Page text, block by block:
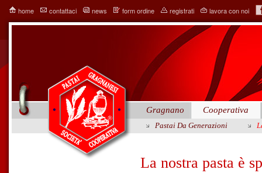
home contattaci news form ordine registrati lavora con noi
Gragnano Cooperativa
Pastai Da Generazioni
La nostra pasta è